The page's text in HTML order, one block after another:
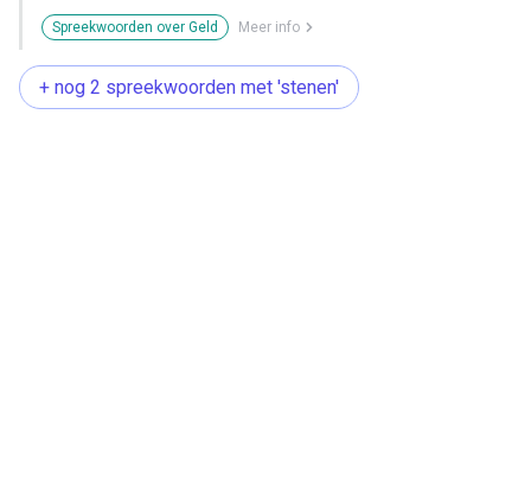
Spreekwoorden over Geld Meer info
+ nog 2 spreekwoorden met 'stenen'